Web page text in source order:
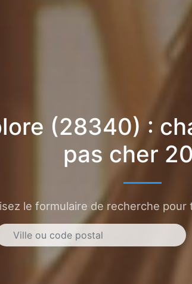
(28340) :
pas cher
le formulaire de recherche pour